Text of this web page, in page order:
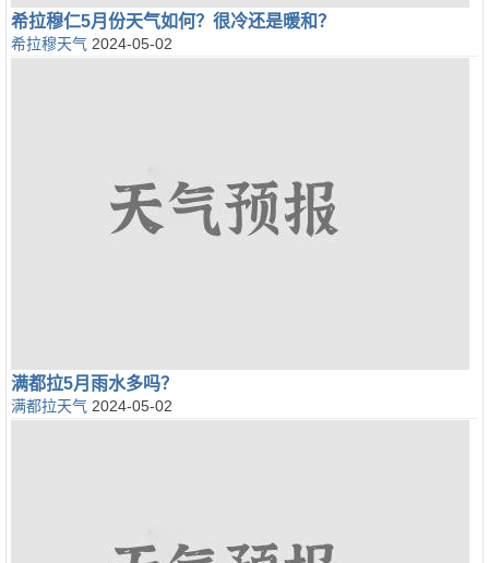
希拉穆仁5月份天气如何？很冷还是暖和？
希拉穆天气 2024-05-02
满都拉5月雨水多吗？
满都拉天气 2024-05-02